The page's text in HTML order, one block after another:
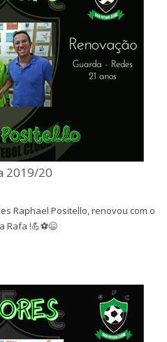
2019/20
Raphael Positello, renovou com o
Rafa !💪⚽😄